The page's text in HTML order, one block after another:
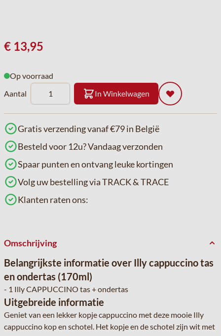
€ 13,95
Op voorraad
Aantal
In Winkelwagen
Gratis verzending vanaf €79 in België
Besteld voor 12u? Vandaag verzonden
Spaar punten en ontvang leuke kortingen
Volg uw bestelling via TRACK & TRACE
Klanten raten ons:
Omschrijving
Belangrijkste informatie over Illy cappuccino tas
en ondertas (170ml)
- 1 Illy CAPPUCCINO tas + ondertas
Uitgebreide informatie
Geniet van een lekker kopje cappuccino met deze mooie Illy
cappuccino kop en schotel. Het kopje en de schotel zijn wit met